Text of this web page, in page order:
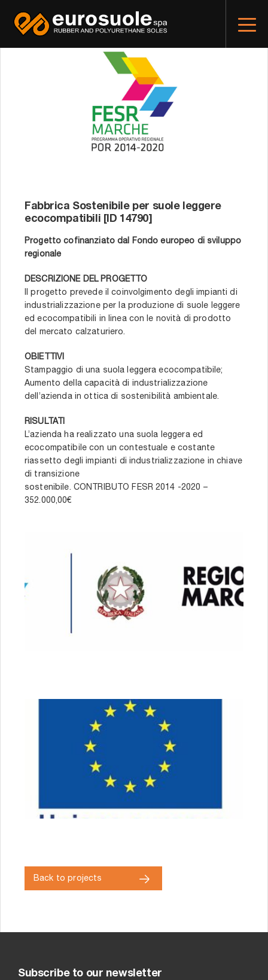
Fabbrica Sostenibile per suole leggere
ecocompatibili [ID 14790]
Progetto cofinanziato dal Fondo europeo di sviluppo
regionale
DESCRIZIONE DEL PROGETTO
Il progetto prevede il coinvolgimento degli impianti di
industrializzazione per la produzione di suole leggere
ed ecocompatibili in linea con le novità di prodotto
del mercato calzaturiero.
OBIETTIVI
Stampaggio di una suola leggera ecocompatibile;
Aumento della capacità di industrializzazione
dell’azienda in ottica di sostenibilità ambientale.
RISULTATI
L’azienda ha realizzato una suola leggera ed
ecocompatibile con un contestuale e costante
riassetto degli impianti di industrializzazione in chiave
di transizione
sostenibile. CONTRIBUTO FESR 2014 -2020 –
352.000,00€
Back to projects
Subscribe to our newsletter